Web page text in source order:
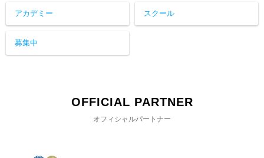
アカデミー スクール
募集中
OFFICIAL PARTNER
オフィシャルパートナー